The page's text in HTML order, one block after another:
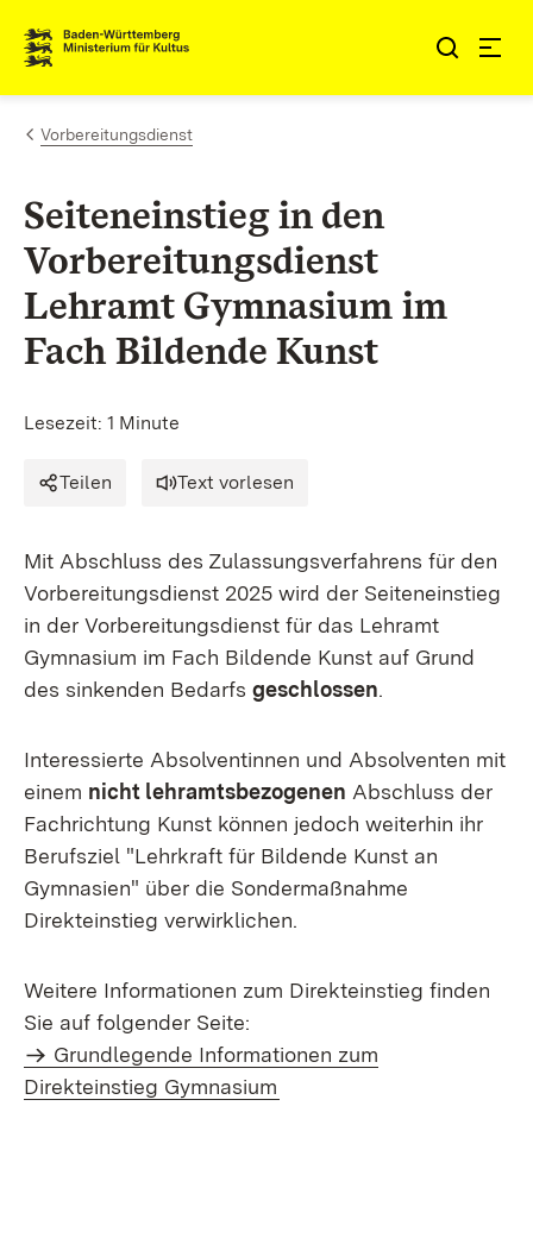
Zum Inhalt springen
Link zur Startseite
Vorbereitungsdienst
Seiteneinstieg in den
Vorbereitungsdienst
Lehramt Gymnasium im
Fach Bildende Kunst
Lesezeit: 1 Minute
Teilen Text vorlesen
Mit Abschluss des Zulassungsverfahrens für den
Vorbereitungsdienst 2025 wird der Seiteneinstieg
in der Vorbereitungsdienst für das Lehramt
Gymnasium im Fach Bildende Kunst auf Grund
des sinkenden Bedarfs geschlossen.
Interessierte Absolventinnen und Absolventen mit
einem nicht lehramtsbezogenen Abschluss der
Fachrichtung Kunst können jedoch weiterhin ihr
Berufsziel "Lehrkraft für Bildende Kunst an
Gymnasien" über die Sondermaßnahme
Direkteinstieg verwirklichen.
Weitere Informationen zum Direkteinstieg finden
Sie auf folgender Seite:
Grundlegende Informationen zum
Direkteinstieg Gymnasium